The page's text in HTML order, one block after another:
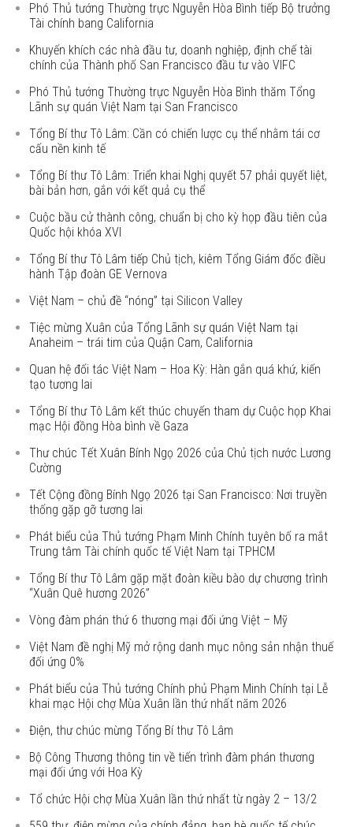
Phó Thủ tướng Thường trực Nguyễn Hòa Bình tiếp Bộ trưởng
Tài chính bang California
Khuyến khích các nhà đầu tư, doanh nghiệp, định chế tài
chính của Thành phố San Francisco đầu tư vào VIFC
Phó Thủ tướng Thường trực Nguyễn Hòa Bình thăm Tổng
Lãnh sự quán Việt Nam tại San Francisco
Tổng Bí thư Tô Lâm: Cần có chiến lược cụ thể nhằm tái cơ
cấu nền kinh tế
Tổng Bí thư Tô Lâm: Triển khai Nghị quyết 57 phải quyết liệt,
bài bản hơn, gắn với kết quả cụ thể
Cuộc bầu cử thành công, chuẩn bị cho kỳ họp đầu tiên của
Quốc hội khóa XVI
Tổng Bí thư Tô Lâm tiếp Chủ tịch, kiêm Tổng Giám đốc điều
hành Tập đoàn GE Vernova
Việt Nam – chủ đề “nóng” tại Silicon Valley
Tiệc mừng Xuân của Tổng Lãnh sự quán Việt Nam tại
Anaheim – trái tim của Quận Cam, California
Quan hệ đối tác Việt Nam – Hoa Kỳ: Hàn gắn quá khứ, kiến
tạo tương lai
Tổng Bí thư Tô Lâm kết thúc chuyến tham dự Cuộc họp Khai
mạc Hội đồng Hòa bình về Gaza
Thư chúc Tết Xuân Bính Ngọ 2026 của Chủ tịch nước Lương
Cường
Tết Cộng đồng Bính Ngọ 2026 tại San Francisco: Nơi truyền
thống gặp gỡ tương lai
Phát biểu của Thủ tướng Phạm Minh Chính tuyên bố ra mắt
Trung tâm Tài chính quốc tế Việt Nam tại TPHCM
Tổng Bí thư Tô Lâm gặp mặt đoàn kiều bào dự chương trình
“Xuân Quê hương 2026”
Vòng đàm phán thứ 6 thương mại đối ứng Việt – Mỹ
Việt Nam đề nghị Mỹ mở rộng danh mục nông sản nhận thuế
đối ứng 0%
Phát biểu của Thủ tướng Chính phủ Phạm Minh Chính tại Lễ
khai mạc Hội chợ Mùa Xuân lần thứ nhất năm 2026
Điện, thư chúc mừng Tổng Bí thư Tô Lâm
Bộ Công Thương thông tin về tiến trình đàm phán thương
mại đối ứng với Hoa Kỳ
Tổ chức Hội chợ Mùa Xuân lần thứ nhất từ ngày 2 – 13/2